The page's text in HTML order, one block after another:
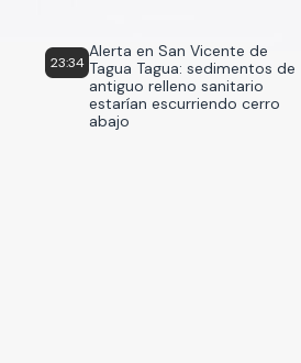
23:34
Alerta en San Vicente de
Tagua Tagua: sedimentos de
antiguo relleno sanitario
estarían escurriendo cerro
abajo